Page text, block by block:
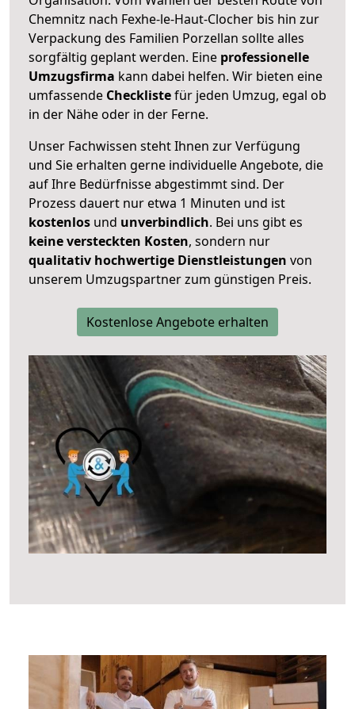
Chemnitz nach Fexhe-le-Haut-Clocher bis hin zur
Verpackung des Familien Porzellan sollte alles
sorgfältig geplant werden. Eine professionelle
Umzugsfirma kann dabei helfen. Wir bieten eine
umfassende Checklistefür jeden Umzug, egal ob
in der Nähe oder in der Ferne.
Unser Fachwissen steht Ihnen zur Verfügung
und Sie erhalten gerne individuelle Angebote, die
auf Ihre Bedürfnisse abgestimmt sind. Der
Prozess dauert nur etwa 1 Minuten und ist
kostenlos und unverbindlich. Bei uns gibt es
keine versteckten Kosten, sondern nur
qualitativ hochwertige Dienstleistungen von
unserem Umzugspartner zum günstigen Preis.
Kostenlose Angebote erhalten